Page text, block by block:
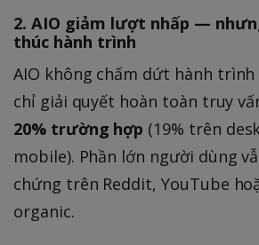
2. AIO giảm lượt nhấp —
thúc hành trình
AIO không chấm dứt hành trình
chỉ giải quyết hoàn toàn truy
20% trường hợp (19% trên
mobile). Phần lớn người dùng
chứng trên Reddit, YouTube
organic.